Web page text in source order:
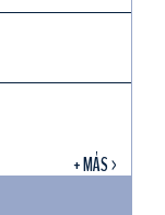
+ MÁS >